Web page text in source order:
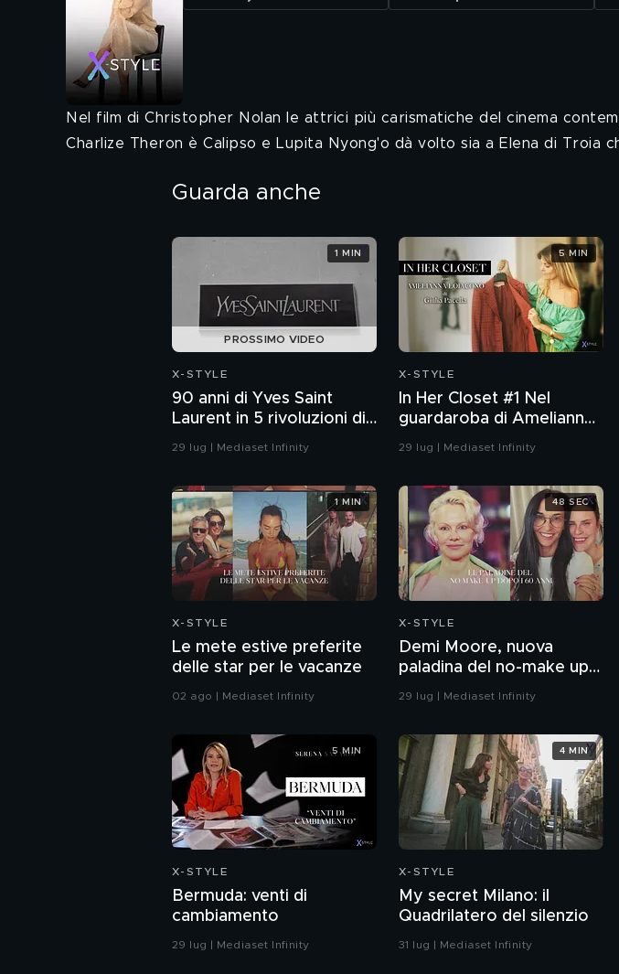
Nel film di Christopher Nolan le attrici più carismatiche del cinema
Charlize Theron è Calipso e Lupita Nyong'o dà volto sia a Elena di Troia
Guarda anche
PROSSIMO VIDEO
X-STYLE
90 anni di Yves Saint
Laurent in 5 rivoluzioni di
moda
29 lug | Mediaset Infinity
1 MIN
X-STYLE
In Her Closet #1 Nel
guardaroba di Amelianna
Loiacono
29 lug | Mediaset Infinity
5 MIN
X-STYLE
Le mete estive preferite
delle star per le vacanze
02 ago | Mediaset Infinity
1 MIN
X-STYLE
Demi Moore, nuova
paladina del no-make up
dopo i 60 anni
29 lug | Mediaset Infinity
48 SEC
X-STYLE
Bermuda: venti di
cambiamento
29 lug | Mediaset Infinity
5 MIN
X-STYLE
My secret Milano: il
Quadrilatero del silenzio
31 lug | Mediaset Infinity
4 MIN